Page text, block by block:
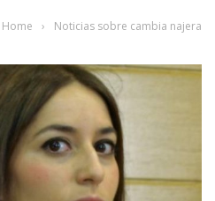
Home › Noticias sobre cambia najera